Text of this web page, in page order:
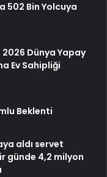
502 Bin Yolcuya
Dünya Yapay
Ev Sahipliği
Beklenti
aldı servet
günde 4,2 milyon